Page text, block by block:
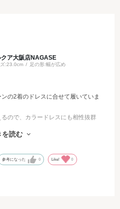
クア大阪店NAGASE
:23.0cm 足の形:幅が広め
の2着のドレスに合せて履いていま
ので、カラードレスにも相性抜群
になります♡
を読む
参考になった 0 Like! 0